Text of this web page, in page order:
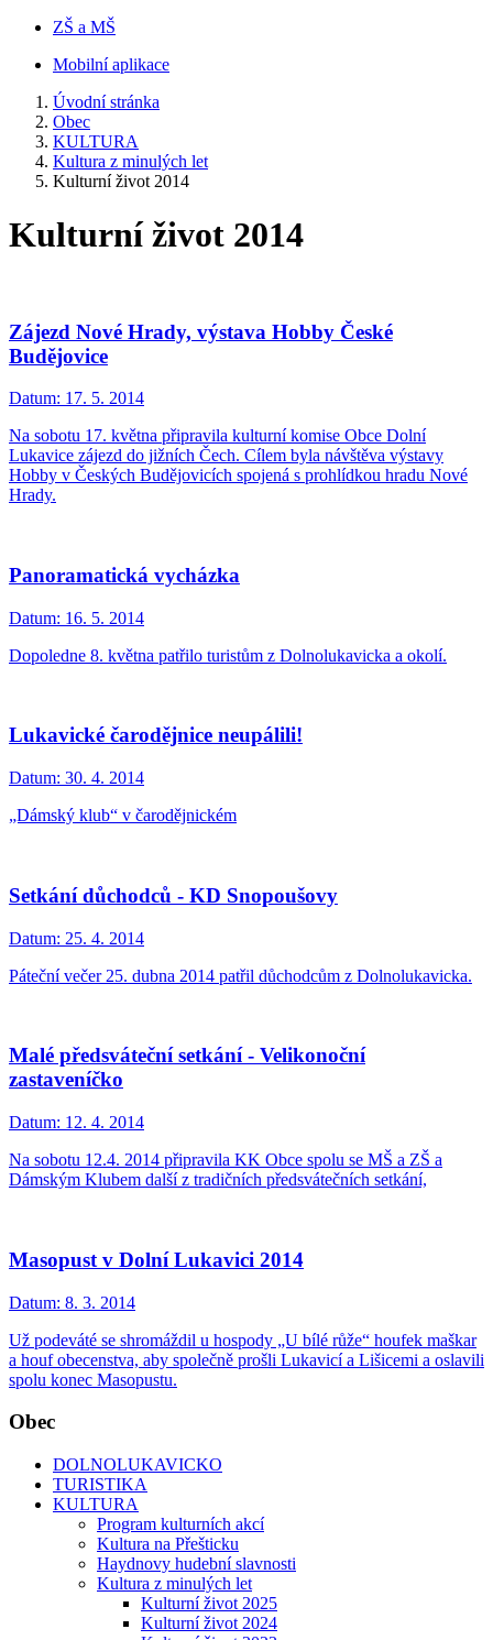
ZŠ a MŠ
Mobilní aplikace
Úvodní stránka
Obec
KULTURA
Kultura z minulých let
Kulturní život 2014
Kulturní život 2014
Zájezd Nové Hrady, výstava Hobby České
Budějovice
Datum: 17. 5. 2014
Na sobotu 17. května připravila kulturní komise Obce Dolní
Lukavice zájezd do jižních Čech. Cílem byla návštěva výstavy
Hobby v Českých Budějovicích spojená s prohlídkou hradu Nové
Hrady.
Panoramatická vycházka
Datum: 16. 5. 2014
Dopoledne 8. května patřilo turistům z Dolnolukavicka a okolí.
Lukavické čarodějnice neupálili!
Datum: 30. 4. 2014
„Dámský klub“ v čarodějnickém
Setkání důchodců - KD Snopoušovy
Datum: 25. 4. 2014
Páteční večer 25. dubna 2014 patřil důchodcům z Dolnolukavicka.
Malé předsváteční setkání - Velikonoční
zastaveníčko
Datum: 12. 4. 2014
Na sobotu 12.4. 2014 připravila KK Obce spolu se MŠ a ZŠ a
Dámským Klubem další z tradičních předsvátečních setkání,
Masopust v Dolní Lukavici 2014
Datum: 8. 3. 2014
Už podeváté se shromáždil u hospody „U bílé růže“ houfek maškar
a houf obecenstva, aby společně prošli Lukavicí a Lišicemi a oslavili
spolu konec Masopustu.
Obec
DOLNOLUKAVICKO
TURISTIKA
KULTURA
Program kulturních akcí
Kultura na Přešticku
Haydnovy hudební slavnosti
Kultura z minulých let
Kulturní život 2025
Kulturní život 2024